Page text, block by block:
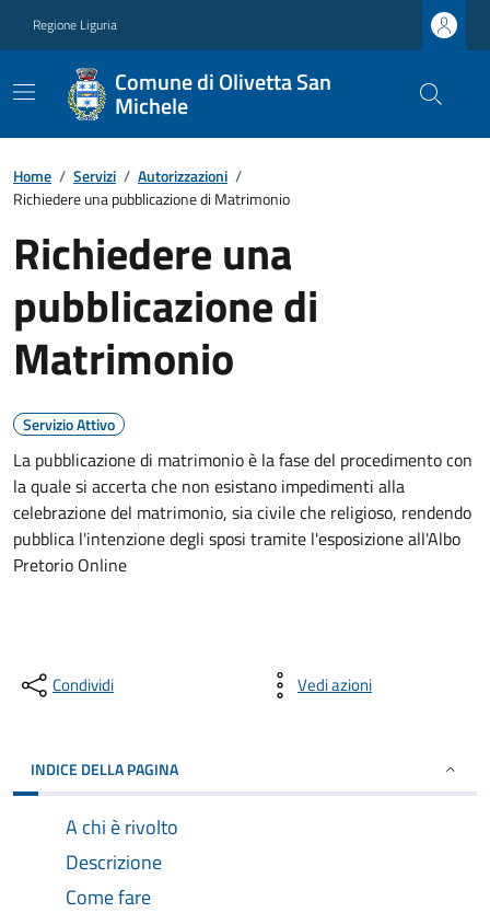
Regione Liguria
Comune di Olivetta San
Michele
Home / Servizi / Autorizzazioni /
Richiedere una pubblicazione di Matrimonio
Richiedere una
pubblicazione di
Matrimonio
Servizio Attivo
La pubblicazione di matrimonio è la fase del procedimento con
la quale si accerta che non esistano impedimenti alla
celebrazione del matrimonio, sia civile che religioso, rendendo
pubblica l'intenzione degli sposi tramite l'esposizione all'Albo
Pretorio Online
Condividi Vedi azioni
INDICE DELLA PAGINA
A chi è rivolto
Descrizione
Come fare